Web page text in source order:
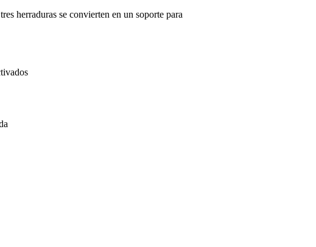
herraduras se convierten en un soporte para
en